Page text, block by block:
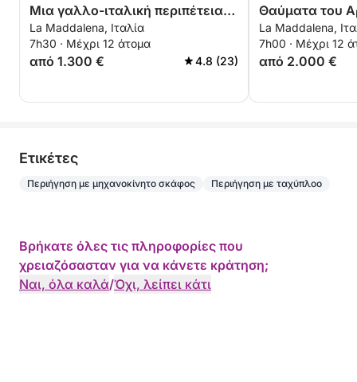
Μια γαλλο-ιταλική περιπέτεια
στο νησί
La Maddalena, Ιταλία
7h30 · Μέχρι 12 άτομα
από 1.300 € 4.8 (23)
Θαύματα του
La Maddalena,
7h00 · Μέχρι 12
από 2.000 €
Eτικέτες
Περιήγηση με μηχανοκίνητο σκάφος Περιήγηση με ταχύπλοο
Βρήκατε όλες τις πληροφορίες που
χρειαζόσασταν για να κάνετε κράτηση;
Ναι, όλα καλά/Όχι, λείπει κάτι